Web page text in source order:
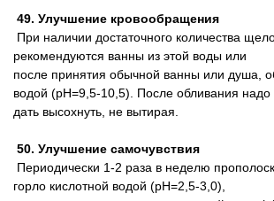
49. Улучшение кровообращения
При наличии достаточного количества
рекомендуются ванны из этой воды или
после принятия обычной ванны или душа,
водой (pH=9,5-10,5). После обливания надо
дать высохнуть, не вытирая.
50. Улучшение самочувствия
Периодически 1-2 раза в неделю
горло кислотной водой (pH=2,5-3,0),